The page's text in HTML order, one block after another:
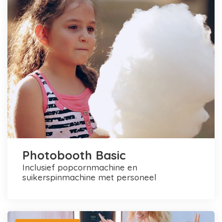
Photobooth Basic
inclusief popcornmachine en
suikerspinmachine met personeel